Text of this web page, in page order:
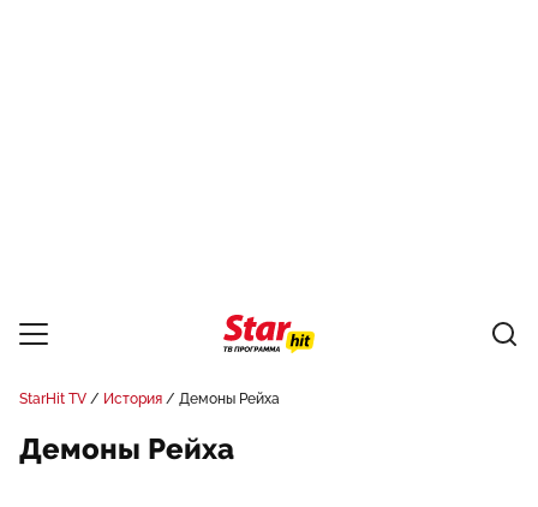
StarHit TV История Демоны Рейха
Демоны Рейха